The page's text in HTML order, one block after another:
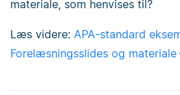
materiale, som henvises til?
Læs videre: APA-standard
Forelæsningsslides og materiale